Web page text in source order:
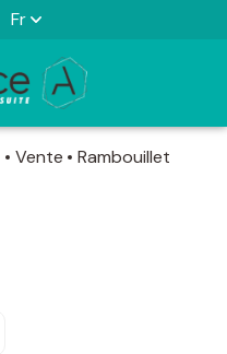
Fr
Vente
Rambouillet